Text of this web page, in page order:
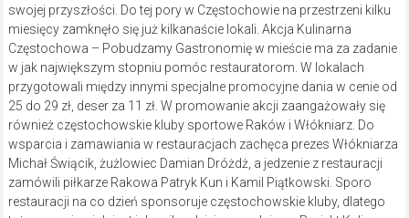
swojej przyszłości. Do tej pory w Częstochowie na przestrzeni kilku
miesięcy zamknęło się już kilkanaście lokali. Akcja Kulinarna
Częstochowa – Pobudzamy Gastronomię w mieście ma za zadanie
w jak największym stopniu pomóc restauratorom. W lokalach
przygotowali między innymi specjalne promocyjne dania w cenie od
25 do 29 zł, deser za 11 zł. W promowanie akcji zaangażowały się
również częstochowskie kluby sportowe Raków i Włókniarz. Do
wsparcia i zamawiania w restauracjach zachęca prezes Włókniarza
Michał Świącik, żużlowiec Damian Dróżdż, a jedzenie z restauracji
zamówili piłkarze Rakowa Patryk Kun i Kamil Piątkowski. Sporo
restauracji na co dzień sponsoruje częstochowskie kluby, dlatego